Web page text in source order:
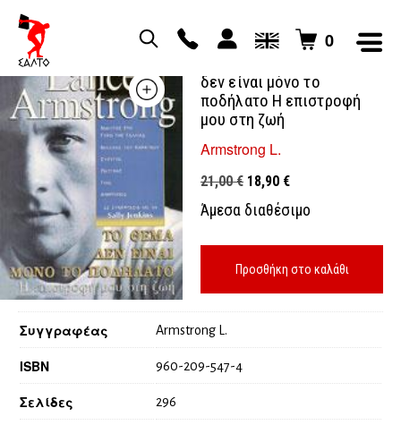
0
δεν είναι μόνο το
ποδήλατο Η επιστροφή
μου στη ζωή
Armstrong L.
21,00€ Original
price
21,00 €.
18,90 €Η
τρέχουσα
τιμή
είναι:
18,90 €.
Άμεσα διαθέσιμο
Προσθήκη στο καλάθι
Συγγραφέας Armstrong L.
ISBN 960-209-547-4
Σελίδες 296